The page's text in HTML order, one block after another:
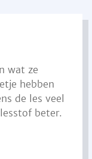
wat ze
hebben
de les veel
beter.